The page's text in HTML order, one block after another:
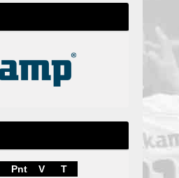
Pnt V
T